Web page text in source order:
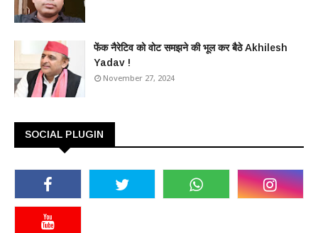
फेंक नैरेटिव को वोट समझने की भूल कर बैठे Akhilesh
Yadav !
November 27, 2024
SOCIAL PLUGIN